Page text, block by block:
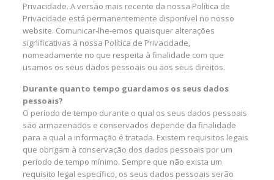
Privacidade. A versão mais recente da nossa Política de
Privacidade está permanentemente disponível no nosso
website. Comunicar-lhe-emos quaisquer alterações
significativas à nossa Política de Privacidade,
nomeadamente no que respeita à finalidade com que
usamos os seus dados pessoais ou aos seus direitos.
Durante quanto tempo guardamos os seus dados
pessoais?
O período de tempo durante o qual os seus dados pessoais
são armazenados e conservados depende da finalidade
para a qual a informação é tratada. Existem requisitos legais
que obrigam à conservação dos dados pessoais por um
período de tempo mínimo. Sempre que não exista um
requisito legal específico, os seus dados pessoais serão